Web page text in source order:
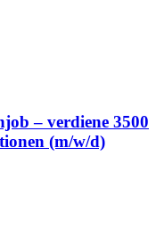
– verdiene 3500
(m/w/d)